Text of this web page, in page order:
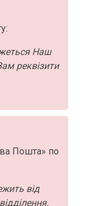
Наш
реквізити
Пошта» по
від